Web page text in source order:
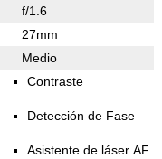
f/1.6
27mm
Medio
Contraste
Detección de Fase
Asistente de láser AF